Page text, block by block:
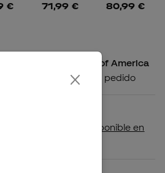
€ 71,99 € 80,99 €
a United States of America
según el volumen del pedido
producto está disponible en